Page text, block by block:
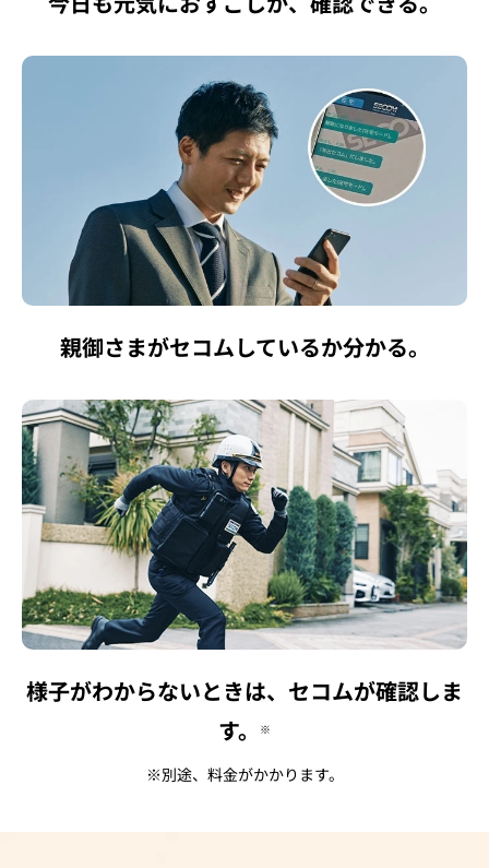
親御さまがセコムしているか分かる。
様子がわからないときは、セコムが確認しま
す。
※
※別途、料金がかかります。